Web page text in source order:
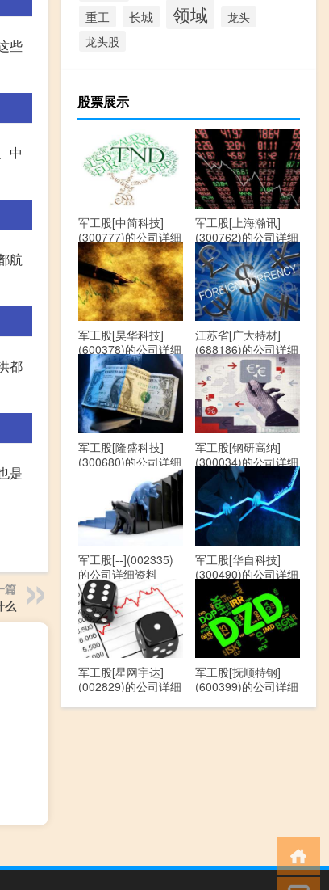
些
中
航
都
是
篇
么
重工 长城 领域
龙头
龙头股
股票展示
军工股[中简科技]
(300777)的公司详细
资料
军工股[上海瀚讯]
(300762)的公司详细
资料
军工股[昊华科技]
(600378)的公司详细
资料
江苏省[广大特材]
(688186)的公司详细
资料
军工股[隆盛科技]
(300680)的公司详细
军工股[钢研高纳]
(300034)的公司详细
资料
军工股[--](002335)
的公司详细资料
军工股[华自科技]
(300490)的公司详细
军工股[星网宇达]
(002829)的公司详细
军工股[抚顺特钢]
(600399)的公司详细